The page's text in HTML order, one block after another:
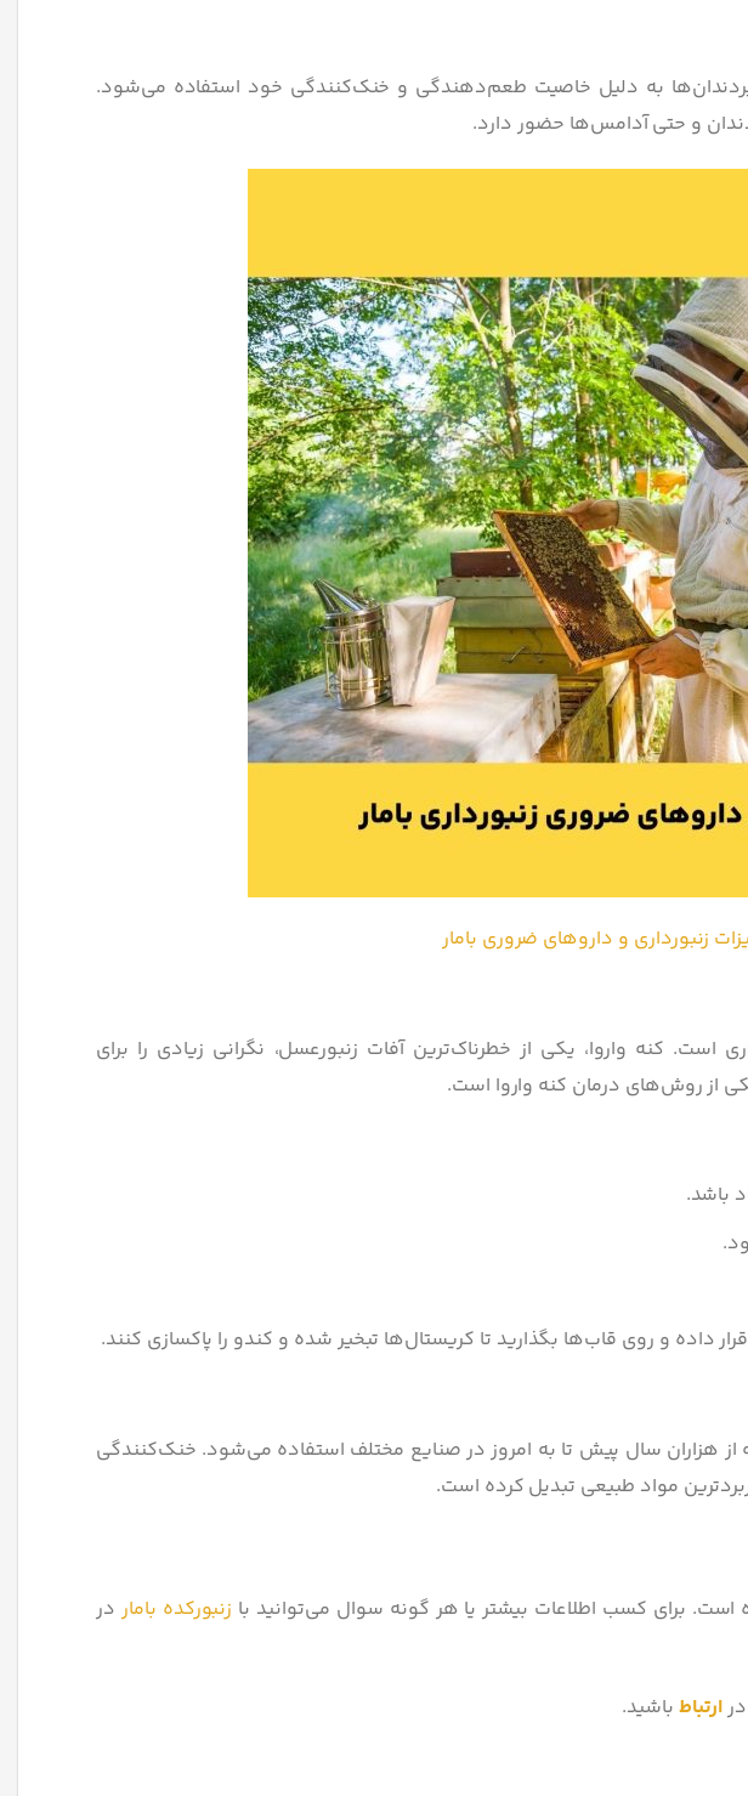
به دلیل خاصیت طعم‌دهندگی و خنک‌کنندگی خود استفاده می‌شود.
و حتی آدامس‌ها حضور دارد.
زنبورداری و داروهای ضروری بامار
است. کنه واروا، یکی از خطرناک‌ترین آفات زنبورعسل، نگرانی زیادی را برای
از روش‌های درمان کنه واروا است.
داده و روی قاب‌ها بگذارید تا کریستال‌ها تبخیر شده و کندو را پاکسازی کنند.
هزاران سال پیش تا به امروز در صنایع مختلف استفاده می‌شود. خنک‌کنندگی
مواد طبیعی تبدیل کرده است.
برای کسب اطلاعات بیشتر یا هر گونه سوال می‌توانید با زنبورکده بامار در
ارتباط باشید.